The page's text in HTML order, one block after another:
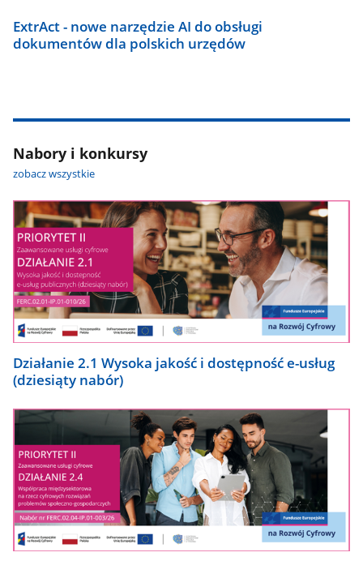
ExtrAct - nowe narzędzie AI do obsługi
dokumentów dla polskich urzędów
Nabory i konkursy
zobacz wszystkie
Działanie 2.1 Wysoka jakość i dostępność e-usług
(dziesiąty nabór)